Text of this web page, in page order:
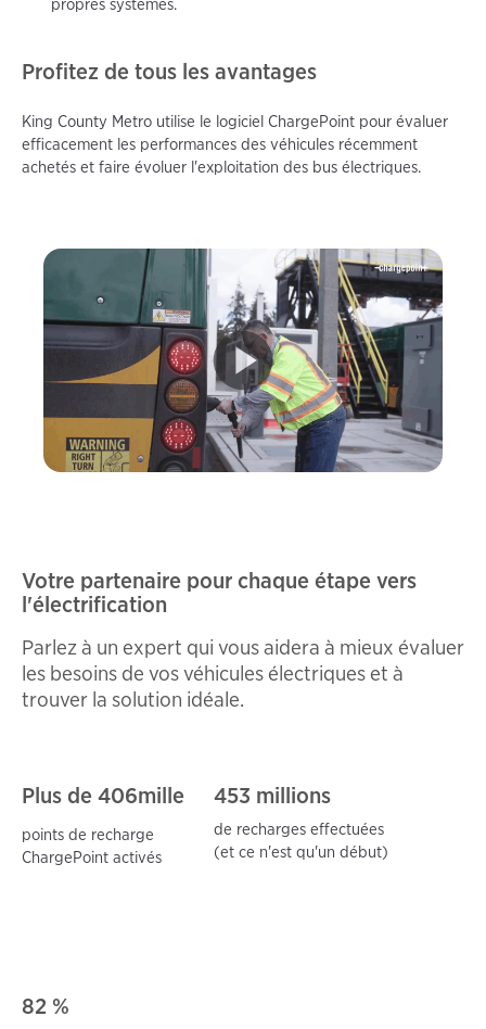
propres systèmes.
Profitez de tous les avantages
King County Metro utilise le logiciel ChargePoint pour évaluer
efficacement les performances des véhicules récemment
achetés et faire évoluer l'exploitation des bus électriques.
Votre partenaire pour chaque étape vers
l'électrification
Parlez à un expert qui vous aidera à mieux évaluer
les besoins de vos véhicules électriques et à
trouver la solution idéale.
Plus de 406mille
points de recharge
ChargePoint activés
453 millions
de recharges effectuées
(et ce n'est qu'un début)
82 %